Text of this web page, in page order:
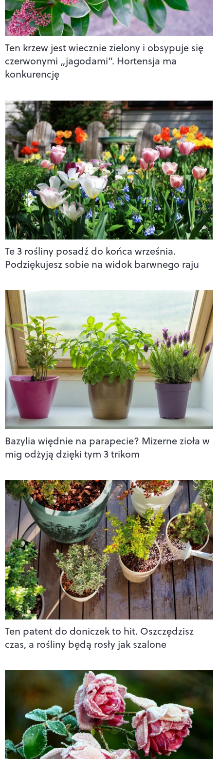
Ten krzew jest wiecznie zielony i obsypuje się
czerwonymi „jagodami”. Hortensja ma
konkurencję
Te 3 rośliny posadź do końca września.
Podziękujesz sobie na widok barwnego raju
Bazylia więdnie na parapecie? Mizerne zioła w
mig odżyją dzięki tym 3 trikom
Ten patent do doniczek to hit. Oszczędzisz
czas, a rośliny będą rosły jak szalone